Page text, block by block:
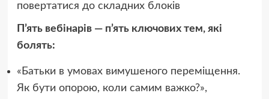
повертатися до складних блоків
П’ять вебінарів — п’ять ключових тем, які
болять:
«Батьки в умовах вимушеного переміщення.
Як бути опорою, коли самим важко?»,